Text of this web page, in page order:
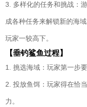
3. 多样化的任务和挑战：
成各种任务来解锁新的海
玩家一较高下。
【垂钓鲨鱼过程】
1. 挑选海域：玩家第一步
2. 投放鱼饵：玩家得在恰
力。